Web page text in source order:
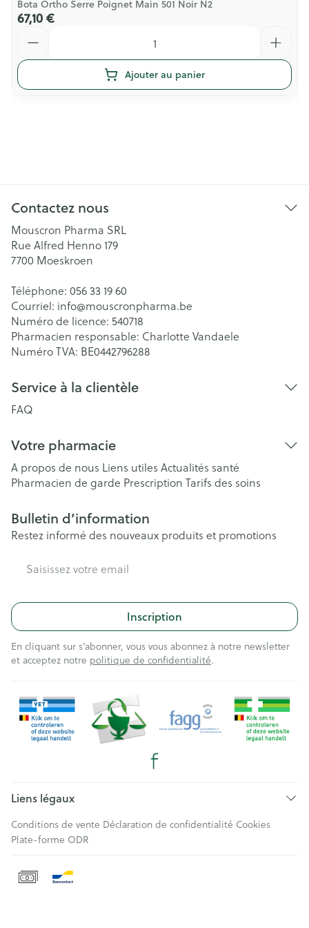
Bota Ortho Serre Poignet Main 501 Noir N2
67,10 €
Ajouter au panier
Contactez nous
Mouscron Pharma SRL
Rue Alfred Henno 179
7700 Moeskroen
Téléphone: 056 33 19 60
Courriel: info@mouscronpharma.be
Numéro de licence: 540718
Pharmacien responsable: Charlotte Vandaele
Numéro TVA: BE0442796288
Service à la clientèle
FAQ
Votre pharmacie
A propos de nous Liens utiles Actualités santé
Pharmacien de garde Prescription Tarifs des soins
Bulletin d’information
Restez informé des nouveaux produits et promotions
Inscription
En cliquant sur s'abonner, vous vous abonnez à notre newsletter
et acceptez notre politique de confidentialité.
Liens légaux
Conditions de vente Déclaration de confidentialité Cookies
Plate-forme ODR